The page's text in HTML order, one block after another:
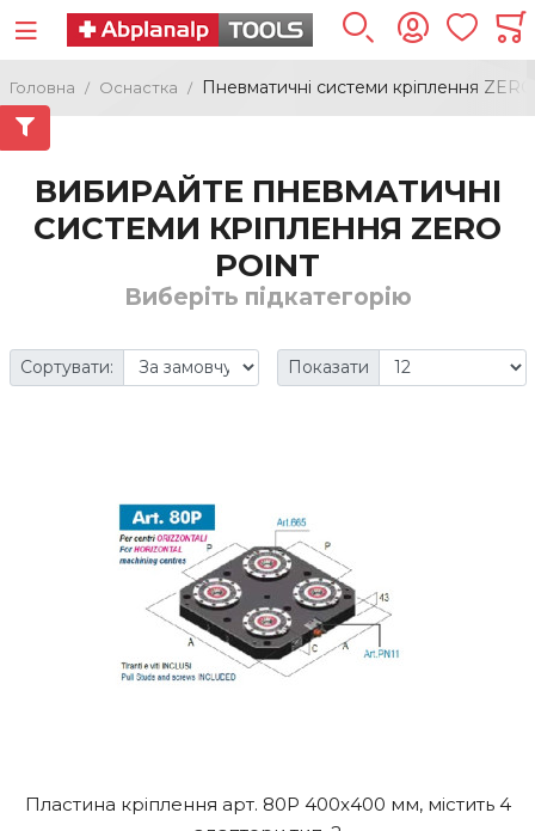
Головна Оснастка Пневматичні системи кріплення
ВИБИРАЙТЕ ПНЕВМАТИЧНІ
СИСТЕМИ КРІПЛЕННЯ ZERO
POINT
Виберіть підкатегорію
Сортувати: Показати
Пластина кріплення арт. 80P 400x400 мм, містить 4